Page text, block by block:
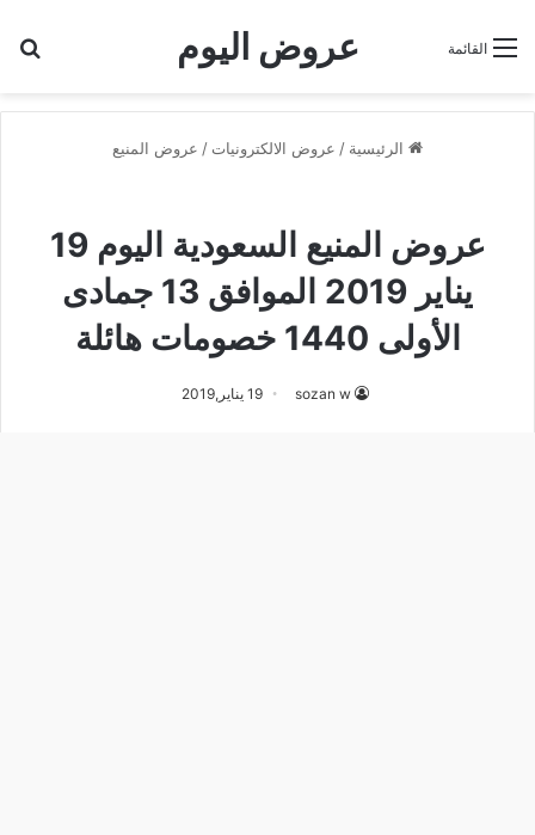
عروض اليوم القائمة
الرئيسية / عروض الالكترونيات / عروض المنيع
عروض المنيع السعودية اليوم 19
يناير 2019 الموافق 13 جمادى
الأولى 1440 خصومات هائلة
sozan w 19 يناير,2019